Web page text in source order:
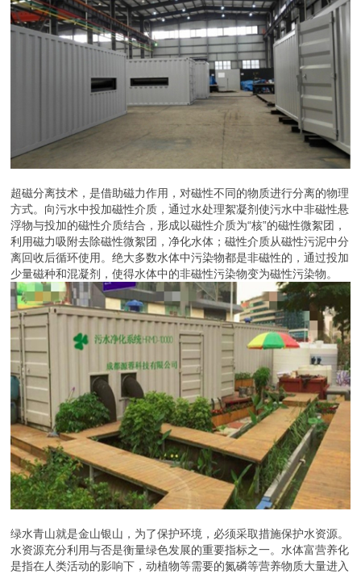
超磁分离技术，是借助磁力作用，对磁性不同的物质进行分离的物理
方式。向污水中投加磁性介质，通过水处理絮凝剂使污水中非磁性悬
浮物与投加的磁性介质结合，形成以磁性介质为“核”的磁性微絮团，
利用磁力吸附去除磁性微絮团，净化水体；磁性介质从磁性污泥中分
离回收后循环使用。绝大多数水体中污染物都是非磁性的，通过投加
少量磁种和混凝剂，使得水体中的非磁性污染物变为磁性污染物。
绿水青山就是金山银山，为了保护环境，必须采取措施保护水资源。
水资源充分利用与否是衡量绿色发展的重要指标之一。水体富营养化
是指在人类活动的影响下，动植物等需要的氮磷等营养物质大量进入